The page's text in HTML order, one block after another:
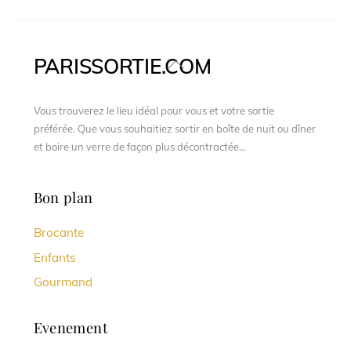
Back
Top
PARISSORTIE.COM
Vous trouverez le lieu idéal pour vous et votre sortie
préférée. Que vous souhaitiez sortir en boîte de nuit ou dîner
et boire un verre de façon plus décontractée...
Bon plan
Brocante
Enfants
Gourmand
Evenement